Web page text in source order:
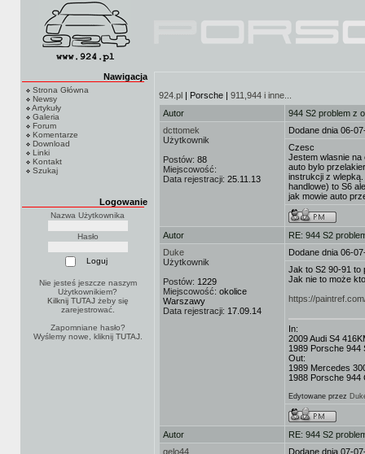
Nawigacja
Strona Główna
Newsy
Artykuły
Galeria
Forum
Komentarze
Download
Linki
Kontakt
Szukaj
Logowanie
Nazwa Użytkownika
Hasło
Nie jesteś jeszcze naszym
Użytkownikiem?
Kilknij TUTAJżeby się
zarejestrować.
Zapomniane hasło?
Wyślemy nowe, kliknij TUTAJ.
924.pl | Porsche | 911,944 i inne...
Autor
944 S2 problem z
dcttomek
Użytkownik
Postów: 88
Miejscowość:
Data rejestracji: 25.11.13
Dodane dnia 06-
Czesc
Jestem wlasnie na
auto bylo
instrukcji z wlepką.
handlowe) to S6
jak mowie auto
Autor
RE: 944 S2
Duke
Użytkownik
Postów: 1229
Miejscowość: okolice
Warszawy
Data rejestracji: 17.09.14
Dodane dnia 06-
Jak to S2 90-91 to
Jak nie to może
https://
In:
2009 Audi S4
1989 Porsche 944
Out:
1989 Mercedes
1988 Porsche 944
Edytowane przez
Autor
RE: 944 S2
gelo44
Dodane dnia 07-